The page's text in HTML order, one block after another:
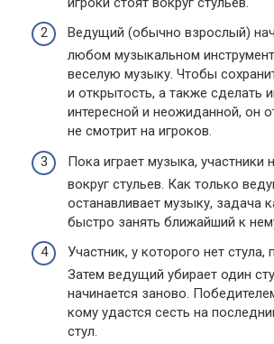
Ведущий (обычно взрослый)
любом музыкальном
веселую музыку. Чтобы
и открытость, а также сделать
интересной и неожиданной, он
не смотрит на игроков.
Пока играет музыка, участники
вокруг стульев. Как только
останавливает музыку, задача
быстро занять ближайший к
Участник, у которого нет стула,
Затем ведущий убирает один
начинается заново.
кому удастся сесть на
стул.